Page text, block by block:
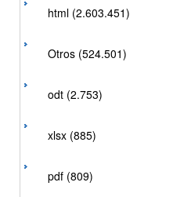
html (2.603.451)
Otros (524.501)
odt (2.753)
xlsx (885)
pdf (809)